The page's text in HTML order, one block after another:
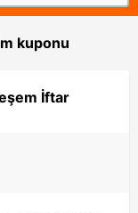
kuponu
İftar